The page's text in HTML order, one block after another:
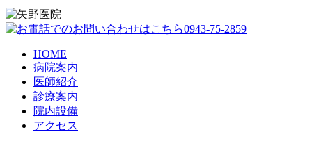
HOME
病院案内
医師紹介
診療案内
院内設備
アクセス